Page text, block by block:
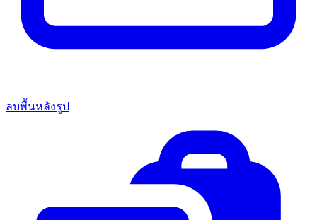
ลบพื้นหลังรูป